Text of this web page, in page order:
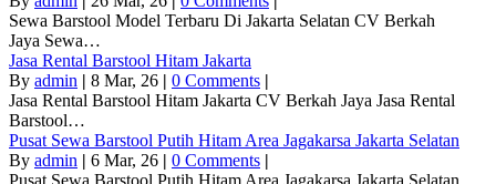
Sewa Barstool Model Terbaru Di Jakarta Selatan CV Berkah
Jaya Sewa…
Jasa Rental Barstool Hitam Jakarta
By admin | 8 Mar, 26 | 0 Comments |
Jasa Rental Barstool Hitam Jakarta CV Berkah Jaya Jasa Rental
Barstool…
Pusat Sewa Barstool Putih Hitam Area Jagakarsa Jakarta Selatan
By admin | 6 Mar, 26 | 0 Comments |
Pusat Sewa Barstool Putih Hitam Area Jagakarsa Jakarta Selatan